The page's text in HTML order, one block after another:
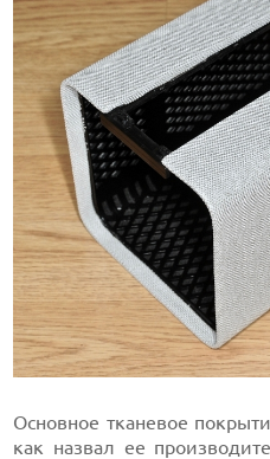
Основное тканевое
как назвал ее